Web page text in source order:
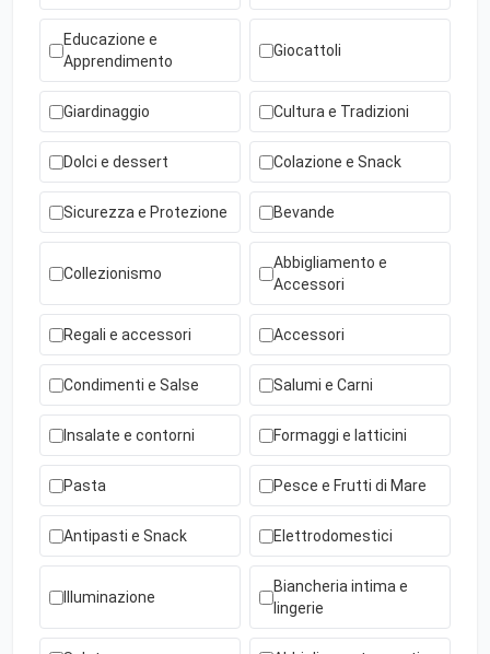
Educazione e
Apprendimento
Giocattoli
Giardinaggio Cultura e Tradizioni
Dolci e dessert Colazione e Snack
Sicurezza e Protezione Bevande
Collezionismo
Abbigliamento e
Accessori
Regali e accessori Accessori
Condimenti e Salse Salumi e Carni
Insalate e contorni Formaggi e latticini
Pasta Pesce e Frutti di Mare
Antipasti e Snack Elettrodomestici
Illuminazione
Biancheria intima e
lingerie